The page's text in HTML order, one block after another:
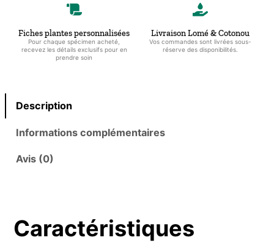
Fiches plantes personnalisées
Pour chaque spécimen acheté,
recevez les détails exclusifs pour en
prendre soin
Livraison Lomé & Cotonou
Vos commandes sont livrées sous-
réserve des disponibilités.
Description
Informations complémentaires
Avis (0)
Caractéristiques